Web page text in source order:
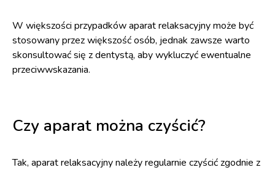
W większości przypadków aparat relaksacyjny może być
stosowany przez większość osób, jednak zawsze warto
skonsultować się z dentystą, aby wykluczyć ewentualne
przeciwwskazania.
Czy aparat można czyścić?
Tak, aparat relaksacyjny należy regularnie czyścić zgodnie z